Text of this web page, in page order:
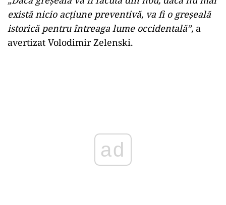
există nicio acțiune preventivă, va fi o greșeală
istorică pentru întreaga lume occidentală”, a
avertizat Volodimir Zelenski.
ad